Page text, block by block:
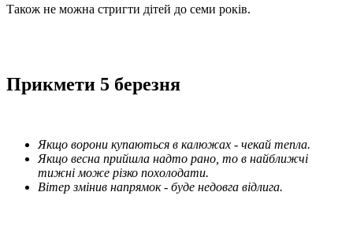
Також не можна стригти дітей до семи років.
Прикмети 5 березня
Якщо ворони купаються в калюжах - чекай тепла.
Якщо весна прийшла надто рано, то в найближчі
тижні може різко похолодати.
Вітер змінив напрямок - буде недовга відлига.